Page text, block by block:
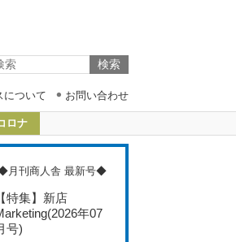
について お問い合わせ
ロナ
月刊商人舎 最新号◆
【特集】新店
(2026年07
号)